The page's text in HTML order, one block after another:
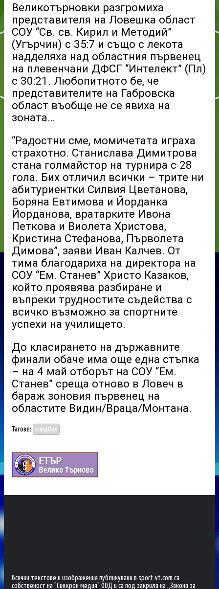
Великотърновки разгромиха
представителя на Ловешка област
СОУ “Св. св. Кирил и Методий”
(Угърчин) с 35:7 и също с лекота
надделяха над областния първенец
на плевенчани ДФСГ “Интелект” (Пл)
с 30:21. Любопитното бе, че
представителите на Габровска
област въобще не се явиха на
зоната…
“Радостни сме, момичетата играха
страхотно. Станислава Димитрова
стана голмайстор на турнира с 28
гола. Бих отличил всички – трите ни
абитуриентки Силвия Цветанова,
Боряна Евтимова и Йорданка
Йорданова, вратарките Ивона
Петкова и Виолета Христова,
Кристина Стефанова, Първолета
Димова”, заяви Иван Калчев. От
тима благодариха на директора на
СОУ “Ем. Станев” Христо Казаков,
който проявява разбиране и
въпреки трудностите съдейства с
всичко възможно за спортните
успехи на училището.
До класирането на държавните
финали обаче има още една стъпка
– на 4 май отборът на СОУ “Ем.
Станев” среща отново в Ловеч в
бараж зоновия първенец на
областите Видин/Враца/Монтана.
Тагове: хандбал
Всички текстове и изображения публикувани в sport-vt.com са
собственост на "Синхрон медия" ООД и са под закрила на „Закона за